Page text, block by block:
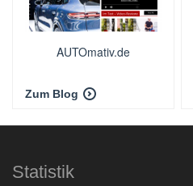
AUTOmativ.de
Zum Blog
Statistik